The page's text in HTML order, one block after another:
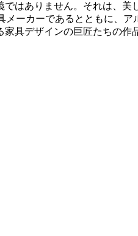
はありません。それは、
ーカーであるとともに、
具デザインの巨匠たちの